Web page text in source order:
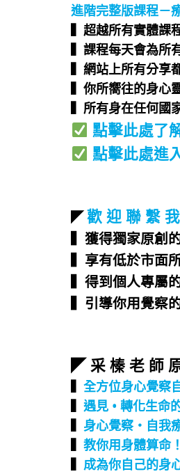
進階完整版課程－
▍超越所有實體課
▍課程每天會為所
▍網站上所有分享
▍你所嚮往的身心
▍所有身在任何國
點擊此處了
點擊此處進
◤歡 迎 聯 繫
▍獲得獨家原創
▍享有低於市面
▍得到個人專屬
▍引導你用覺察
◤ 采 榛 老 師
▍ 全方位身心覺察
▍ 遇見 • 轉化生命
▍ 身心覺察‧自我
▍ 教你用身體算命
▍ 成為你自己的身